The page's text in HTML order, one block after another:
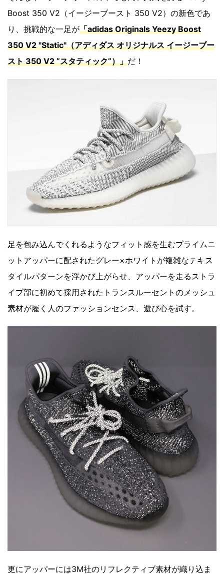
Boost 350 V2（イージーブースト 350 V2）の新色であ
り、挑戦的な一足が「adidas Originals Yeezy Boost
350 V2 "Static"（アディダス オリジナルス イージーブー
スト 350 V2 ”スタティック”）」だ！
足を包み込んでくれるようなフィット感を生むプライムニ
ットアッパーに配されたグレー×ホワイトが複雑なテキス
タイルパターンを浮かび上がらせ、アッパーを走るストラ
イプ部に初めて採用されたトランスルーセントのメッシュ
素材が履く人のファッションセンス、遊び心を試す。
更にアッパーには3M社のリフレクティブ素材が織り込ま